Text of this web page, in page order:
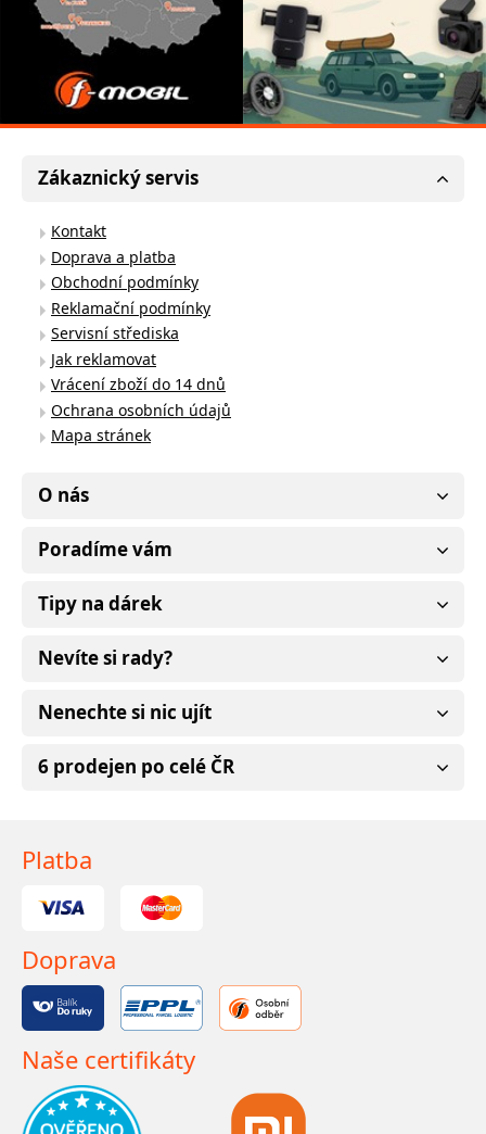
Zákaznický servis
Kontakt
Doprava a platba
Obchodní podmínky
Reklamační podmínky
Servisní střediska
Jak reklamovat
Vrácení zboží do 14 dnů
Ochrana osobních údajů
Mapa stránek
O nás
Poradíme vám
Tipy na dárek
Nevíte si rady?
Nenechte si nic ujít
6 prodejen po celé ČR
Platba
Doprava
Naše certifikáty